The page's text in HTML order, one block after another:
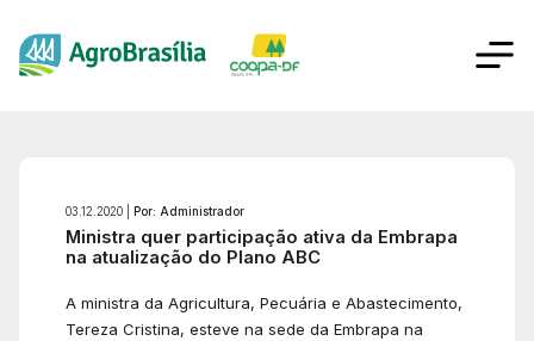
03.12.2020 | Por: Administrador
Ministra quer participação ativa da Embrapa
na atualização do Plano ABC
A ministra da Agricultura, Pecuária e Abastecimento,
Tereza Cristina, esteve na sede da Embrapa na